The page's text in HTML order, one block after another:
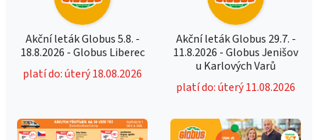
Akční leták Globus 5.8. -
18.8.2026 - Globus Liberec
platí do: úterý 18.08.2026
Akční leták Globus 29.7. -
11.8.2026 - Globus Jenišov
u Karlových Varů
platí do: úterý 11.08.2026